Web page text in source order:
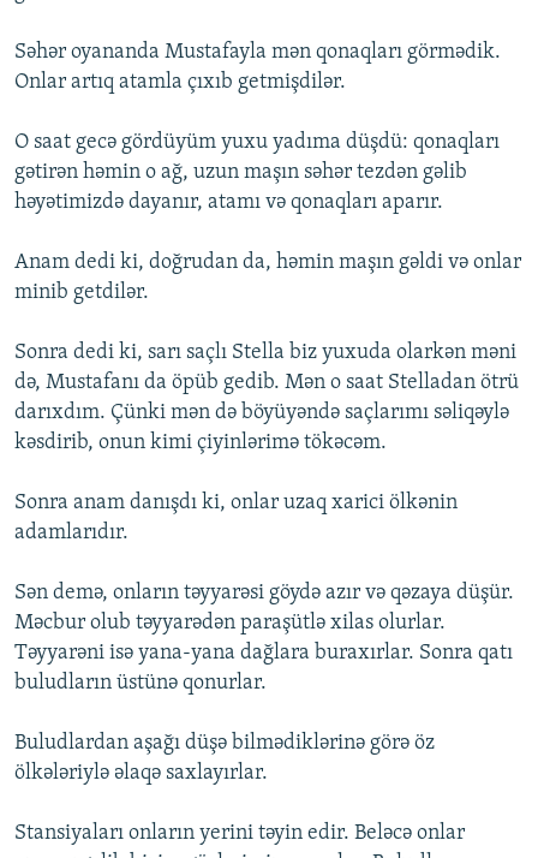
Səhər oyananda Mustafayla mən qonaqları görmədik.
Onlar artıq atamla çıxıb getmişdilər.
O saat gecə gördüyüm yuxu yadıma düşdü: qonaqları
gətirən həmin o ağ, uzun maşın səhər tezdən gəlib
həyətimizdə dayanır, atamı və qonaqları aparır.
Anam dedi ki, doğrudan da, həmin maşın gəldi və onlar
minib getdilər.
Sonra dedi ki, sarı saçlı Stella biz yuxuda olarkən məni
də, Mustafanı da öpüb gedib. Mən o saat Stelladan ötrü
darıxdım. Çünki mən də böyüyəndə saçlarımı səliqəylə
kəsdirib, onun kimi çiyinlərimə tökəcəm.
Sonra anam danışdı ki, onlar uzaq xarici ölkənin
adamlarıdır.
Sən demə, onların təyyarəsi göydə azır və qəzaya düşür.
Məcbur olub təyyarədən paraşütlə xilas olurlar.
Təyyarəni isə yana-yana dağlara buraxırlar. Sonra qatı
buludların üstünə qonurlar.
Buludlardan aşağı düşə bilmədiklərinə görə öz
ölkələriylə əlaqə saxlayırlar.
Stansiyaları onların yerini təyin edir. Beləcə onlar